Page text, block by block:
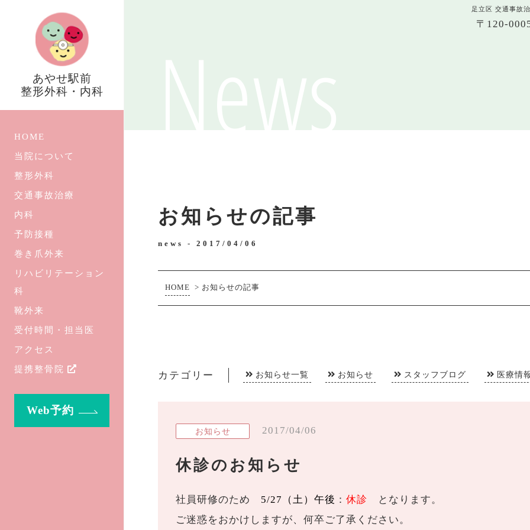
足立区 交通事故
あやせ駅前
整形外科・内科
HOME
当院について
整形外科
交通事故治療
内科
予防接種
巻き爪外来
リハビリテーション
科
靴外来
受付時間・担当医
アクセス
提携整骨院
Web予約
〒120-
お知らせの記事
news - 2017/04/06
HOME > お知らせの記事
カテゴリー お知らせ一覧 お知らせ スタッフブログ 医療情
お知らせ 2017/04/06
休診のお知らせ
社員研修のため 5/27（土）午後 ：休診 となります。
ご迷惑をおかけしますが、何卒ご了承ください。